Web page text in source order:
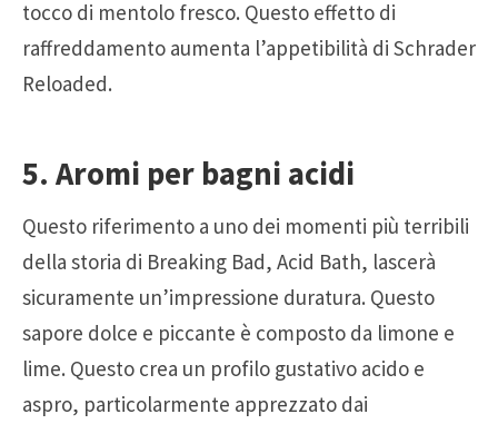
tocco di mentolo fresco. Questo effetto di
raffreddamento aumenta l’appetibilità di Schrader
Reloaded.
5. Aromi per bagni acidi
Questo riferimento a uno dei momenti più terribili
della storia di Breaking Bad, Acid Bath, lascerà
sicuramente un’impressione duratura. Questo
sapore dolce e piccante è composto da limone e
lime. Questo crea un profilo gustativo acido e
aspro, particolarmente apprezzato dai